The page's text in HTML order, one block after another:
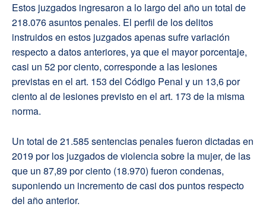
Estos juzgados ingresaron a lo largo del año un total de
218.076 asuntos penales. El perfil de los delitos
instruidos en estos juzgados apenas sufre variación
respecto a datos anteriores, ya que el mayor porcentaje,
casi un 52 por ciento, corresponde a las lesiones
previstas en el art. 153 del Código Penal y un 13,6 por
ciento al de lesiones previsto en el art. 173 de la misma
norma.
Un total de 21.585 sentencias penales fueron dictadas en
2019 por los juzgados de violencia sobre la mujer, de las
que un 87,89 por ciento (18.970) fueron condenas,
suponiendo un incremento de casi dos puntos respecto
del año anterior.